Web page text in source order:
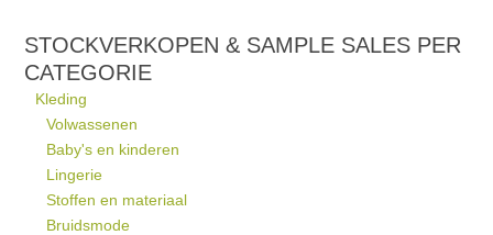
STOCKVERKOPEN & SAMPLE SALES PER
CATEGORIE
Kleding
Volwassenen
Baby's en kinderen
Lingerie
Stoffen en materiaal
Bruidsmode